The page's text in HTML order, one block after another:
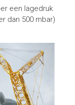
een lagedruk
dan 500 mbar)